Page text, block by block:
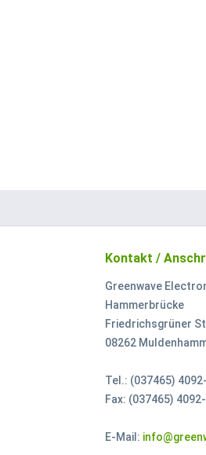
Kontakt /
Greenwave
Hammerbrücke
Friedrichsgrüner
08262
Tel.: (037465)
Fax: (037465)
E-Mail: